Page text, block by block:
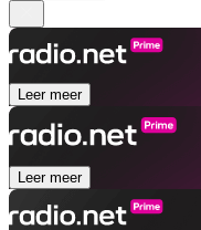
Leer meer
Leer meer